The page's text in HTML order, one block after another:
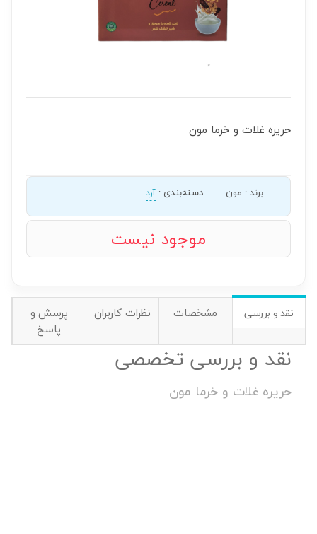
حریره غلات و خرما مون
برند: مون دسته‌بندی : آرد
موجود نیست
نقد و بررسی مشخصات نظرات کاربران
پرسش و
پاسخ
نقد و بررسی تخصصی
حریره غلات و خرما مون